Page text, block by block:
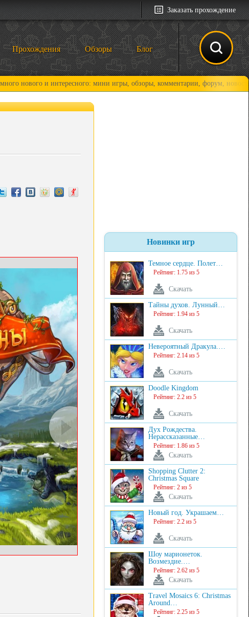
Заказать прохождение
Прохождения Обзоры Блог
и интересного: мини игры, обзоры, комментарии, форум, новости и,
Новинки игр
Темное сердце. Полет…
Рейтинг: 1.75 из 5
Скачать
Тайны духов. Лунный…
Рейтинг: 1.94 из 5
Скачать
Невероятный Дракула.…
Рейтинг: 2.14 из 5
Скачать
Doodle Kingdom
Рейтинг: 2.2 из 5
Скачать
Дух Рождества.
Нерассказанные…
Рейтинг: 1.86 из 5
Скачать
Shopping Clutter 2:
Christmas Square
Рейтинг: 2 из 5
Скачать
Новый год. Украшаем…
Рейтинг: 2.2 из 5
Скачать
Шоу марионеток.
Возмездие.…
Рейтинг: 2.62 из 5
Скачать
Travel Mosaics 6: Christmas
Around…
Рейтинг: 2.25 из 5